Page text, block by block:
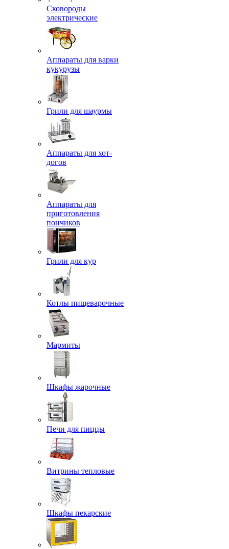
Сковороды
электрические
Аппараты для варки
кукурузы
Грили для шаурмы
Аппараты для хот-
догов
Аппараты для
приготовления
пончиков
Грили для кур
Котлы пищеварочные
Мармиты
Шкафы жарочные
Печи для пиццы
Витрины тепловые
Шкафы пекарские